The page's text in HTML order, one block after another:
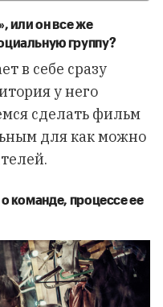
илионвсеже
группу?
в себе сразу
у него
сделать фильм
для как можно
окоманде,процессеее